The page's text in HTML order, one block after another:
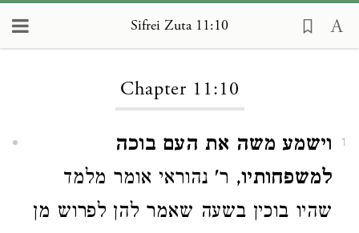
Sifrei Zuta 11:10
Chapter 11:10
1
וישמע משה את העם בוכה
למשפחותיו, ר' נהוראי אומר מלמד
שהיו בוכין בשעה שאמר להן לפרוש מן